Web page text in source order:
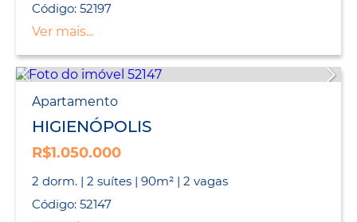
Código: 52197
Ver mais...
Apartamento
HIGIENÓPOLIS
R$1.050.000
2 dorm. | 2 suítes | 90m² | 2 vagas
Código: 52147